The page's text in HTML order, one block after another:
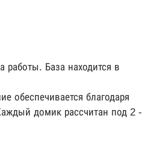
работы. База находится в
обеспечивается благодаря
домик рассчитан под 2 -